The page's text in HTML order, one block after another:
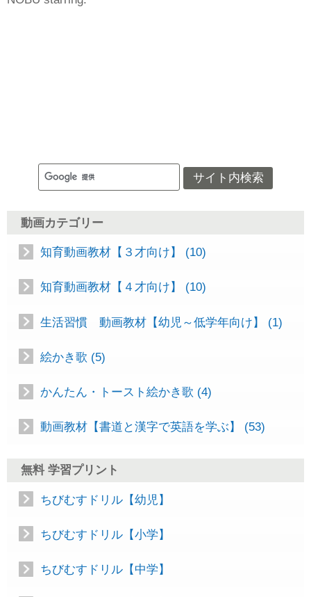
動画カテゴリー
知育動画教材【３才向け】 (10)
知育動画教材【４才向け】 (10)
生活習慣 動画教材【幼児～低学年向け】 (1)
絵かき歌 (5)
かんたん・トースト絵かき歌 (4)
動画教材【書道と漢字で英語を学ぶ】 (53)
無料 学習プリント
ちびむすドリル【幼児】
ちびむすドリル【小学】
ちびむすドリル【中学】